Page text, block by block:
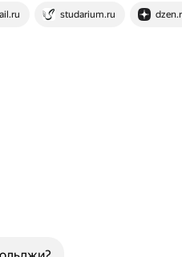
studarium.ru